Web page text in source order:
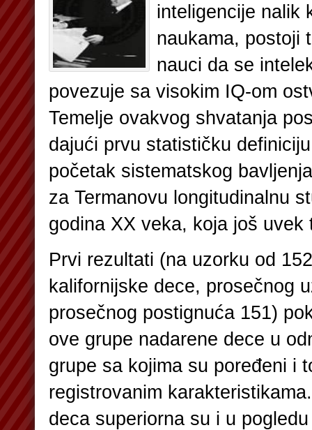
inteligencije nalik
naukama, postoji
nauci da se
povezuje sa visokim IQ-om
Temelje ovakvog shvatanja
dajući prvu statističku
početak sistematskog
za Termanovu longitudinalnu
godina XX veka, koja još uvek
Prvi rezultati (na uzorku od
kalifornijske dece, prosečnog
prosečnog postignuća 151)
ove grupe nadarene dece u
grupe sa kojima su poređeni i
registrovanim
deca superiorna su i u